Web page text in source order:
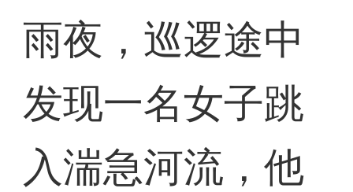
雨夜，巡逻途中
发现一名女子跳
入湍急河流，他